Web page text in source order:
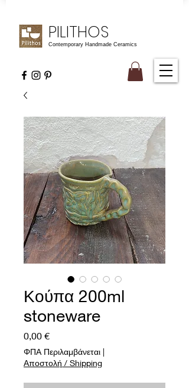
PILITHOS
Contemporary Handmade Ceramics
Κούπα 200ml
stoneware
0,00 €Τιμή
ΦΠΑ Περιλαμβάνεται |
Αποστολή / Shipping